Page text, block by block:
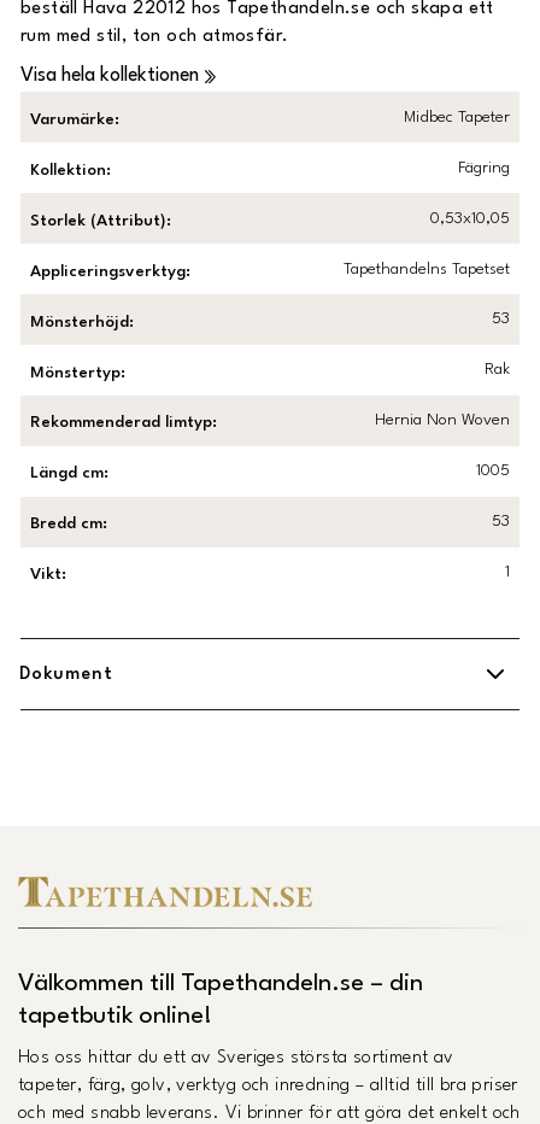
beställ Hava 22012 hos Tapethandeln.se och skapa ett
rum med stil, ton och atmosfär.
Visa hela kollektionen
Varumärke: Midbec Tapeter
Kollektion: Fägring
Storlek (Attribut): 0,53x10,05
Appliceringsverktyg: Tapethandelns Tapetset
Mönsterhöjd : 53
Mönstertyp: Rak
Rekommenderad limtyp: Hernia Non Woven
Längd cm: 1005
Bredd cm: 53
Vikt: 1
Dokument
Välkommen till Tapethandeln.se – din
tapetbutik online!
Hos oss hittar du ett av Sveriges största sortiment av
tapeter, färg, golv, verktyg och inredning – alltid till bra priser
och med snabb leverans. Vi brinner för att göra det enkelt och